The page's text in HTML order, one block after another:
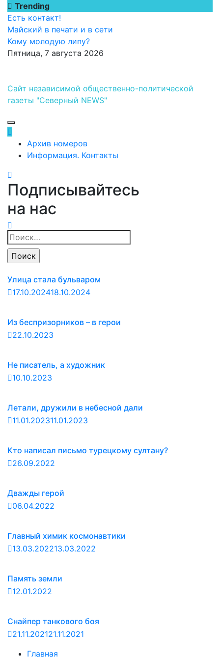
Перейти
содержимому
Trending
Есть контакт!
Майский в печати и в сети
Кому молодую липу?
Пятница, 7 августа 2026
Сайт независимой общественно-политической
газеты "Северный NEWS"
Архив номеров
Информация. Контакты
Подписывайтесь
на нас
Найти:
Улица стала бульваром
17.10.202418.10.2024
Из беспризорников – в герои
22.10.2023
Не писатель, а художник
10.10.2023
Летали, дружили в небесной дали
11.01.202311.01.2023
Кто написал письмо турецкому султану?
26.09.2022
Дважды герой
06.04.2022
Главный химик космонавтики
13.03.202213.03.2022
Память земли
12.01.2022
Снайпер танкового боя
21.11.202121.11.2021
Главная